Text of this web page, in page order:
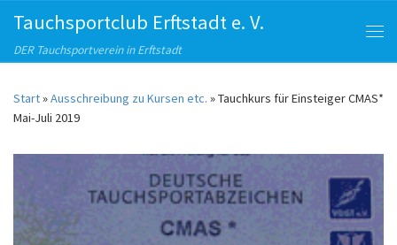
Zum Inhalt springen
Tauchsportclub Erftstadt e. V.
DER Tauchsportverein in Erftstadt
Start»Ausschreibung zu Kursen etc. »Tauchkurs für Einsteiger CMAS*
Mai-Juli 2019